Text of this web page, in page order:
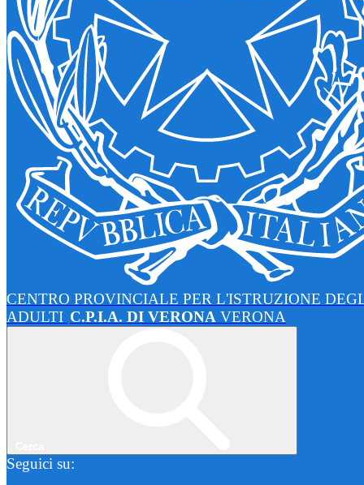
CENTRO PROVINCIALE PER L'ISTRUZIONE
ADULTI C.P.I.A. DI VERONA VERONA
Seguici su: